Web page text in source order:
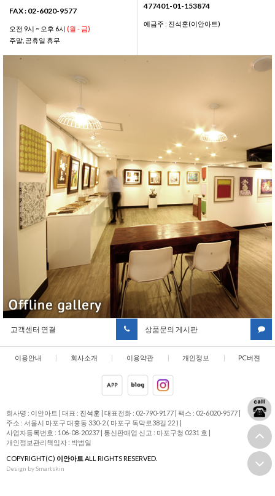
FAX : 02-6020-9577
오전 9시 ~ 오후 6시 (월 - 금)
주말, 공휴일 휴무
477401-01-153874
예금주 : 진석훈(이안아트)
고객센터 연결 상품문의 게시판
이용안내 | 회사소개 | 이용약관 | 개인정보 | PC버젼
회사명 : 이안아트 | 대표 : 진석훈 | 대표전화 : 02-790-9177 | 팩스 : 02-6020-9577 |
주소 : 서울시 마포구 대흥동 330-2 ( 마포구 독막로38길 22 ) |
사업자등록번호 : 106-08-20237 | 통신판매업 신고 : 마포구청 0231 호 |
개인정보관리책임자 : 박범일
COPYRIGHT(C) 이안아트 ALL RIGHTS RESERVED.